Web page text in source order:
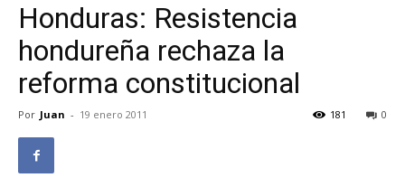
Honduras: Resistencia
hondureña rechaza la
reforma constitucional
Por Juan - 19 enero 2011 0
181